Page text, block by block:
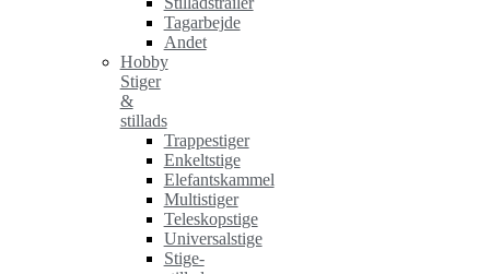
Tagarbejde
Andet
Hobby
Stiger
&
stillads
Trappestiger
Enkeltstige
Elefantskammel
Multistiger
Teleskopstige
Universalstige
Stige-